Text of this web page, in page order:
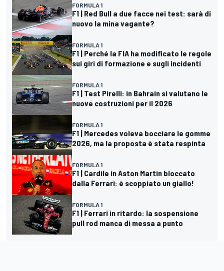
FORMULA 1
F1 | Red Bull a due facce nei test: sarà di
nuovo la mina vagante?
FORMULA 1
F1 | Perché la FIA ha modificato le regole
sui giri di formazione e sugli incidenti
FORMULA 1
F1 | Test Pirelli: in Bahrain si valutano le
nuove costruzioni per il 2026
FORMULA 1
F1 | Mercedes voleva bocciare le gomme
2026, ma la proposta è stata respinta
FORMULA 1
F1 | Cardile in Aston Martin bloccato
dalla Ferrari: è scoppiato un giallo!
FORMULA 1
F1 | Ferrari in ritardo: la sospensione
pull rod manca di messa a punto